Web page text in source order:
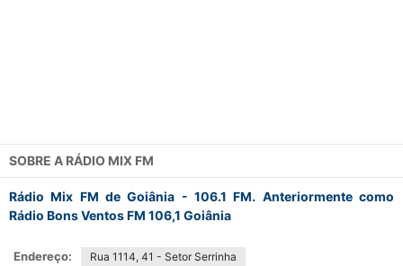
SOBRE A RÁDIO MIX FM
Rádio Mix FM de Goiânia - 106.1 FM. Anteriormente como
Rádio Bons Ventos FM 106,1 Goiânia
Endereço: Rua 1114, 41 - Setor Serrinha